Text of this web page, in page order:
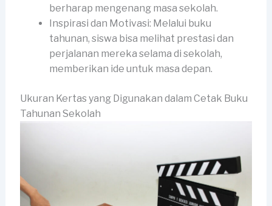
berharap mengenang masa sekolah.
Inspirasi dan Motivasi: Melalui buku
tahunan, siswa bisa melihat prestasi dan
perjalanan mereka selama di sekolah,
memberikan ide untuk masa depan.
Ukuran Kertas yang Digunakan dalam Cetak Buku
Tahunan Sekolah